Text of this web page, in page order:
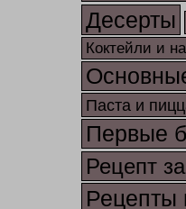
Десерты
Коктейли и
Паста и
Первые
Рецепт
Рецепты